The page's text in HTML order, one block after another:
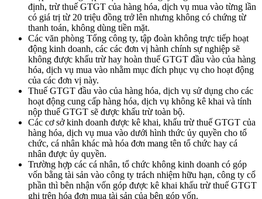
định, trừ thuế GTGT của hàng hóa, dịch vụ mua vào từng lần
có giá trị từ 20 triệu đồng trở lên nhưng không có chứng từ
thanh toán, không dùng tiền mặt.
Các văn phòng Tổng công ty, tập đoàn không trực tiếp hoạt
động kinh doanh, các các đơn vị hành chính sự nghiệp sẽ
không được khấu trừ hay hoàn thuế GTGT đầu vào của hàng
hóa, dịch vụ mua vào nhằm mục đích phục vụ cho hoạt động
của các đơn vị này.
Thuế GTGT đầu vào của hàng hóa, dịch vụ sử dụng cho các
hoạt động cung cấp hàng hóa, dịch vụ không kê khai và tính
nộp thuế GTGT sẽ được khấu trừ toàn bộ.
Các cơ sở kinh doanh được kê khai, khấu trừ thuế GTGT của
hàng hóa, dịch vụ mua vào dưới hình thức ủy quyền cho tổ
chức, cá nhân khác mà hóa đơn mang tên tổ chức hay cá
nhân được ủy quyền.
Trường hợp các cá nhân, tổ chức không kinh doanh có góp
vốn bằng tài sản vào công ty trách nhiệm hữu hạn, công ty cổ
phần thì bên nhận vốn góp được kê khai khấu trừ thuế GTGT
ghi trên hóa đơn mua tài sản của bên góp vốn.